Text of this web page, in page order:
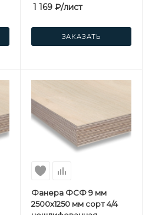
1 169₽/лист
ЗАКАЗАТЬ
Фанера ФСФ 9 мм
2500х1250 мм сорт 4/4